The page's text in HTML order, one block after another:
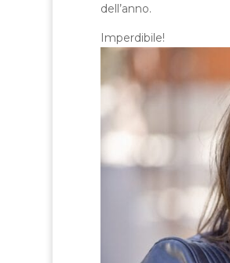
dell’anno.
Imperdibile!